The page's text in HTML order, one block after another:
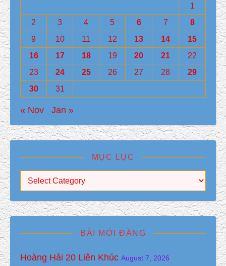
1
2
3 4 5 6 7
8
9
10 11 12 13 14
15
16
17 18 19 20 21
22
23
24 25 26 27 28
29
30
31
« Nov Jan »
MỤC LỤC
BÀI MỚI ĐĂNG
Hoàng Hải 20 Liên Khúc August 7, 2026